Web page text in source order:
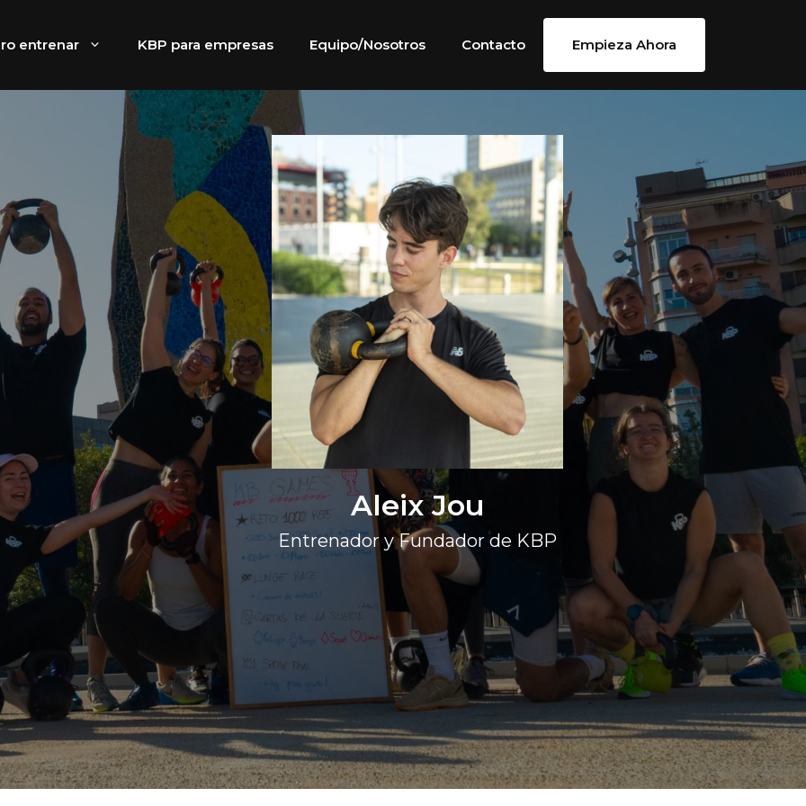
entrenar KBP para empresas Equipo/Nosotros Contacto Empieza Ahora
Aleix Jou
Entrenador y Fundador de KBP